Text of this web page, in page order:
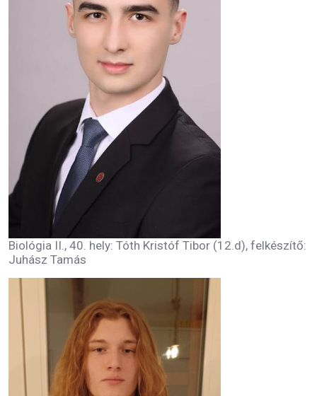
Biológia II., 40. hely: Tóth Kristóf Tibor (12.d), felkészítő:
Juhász Tamás